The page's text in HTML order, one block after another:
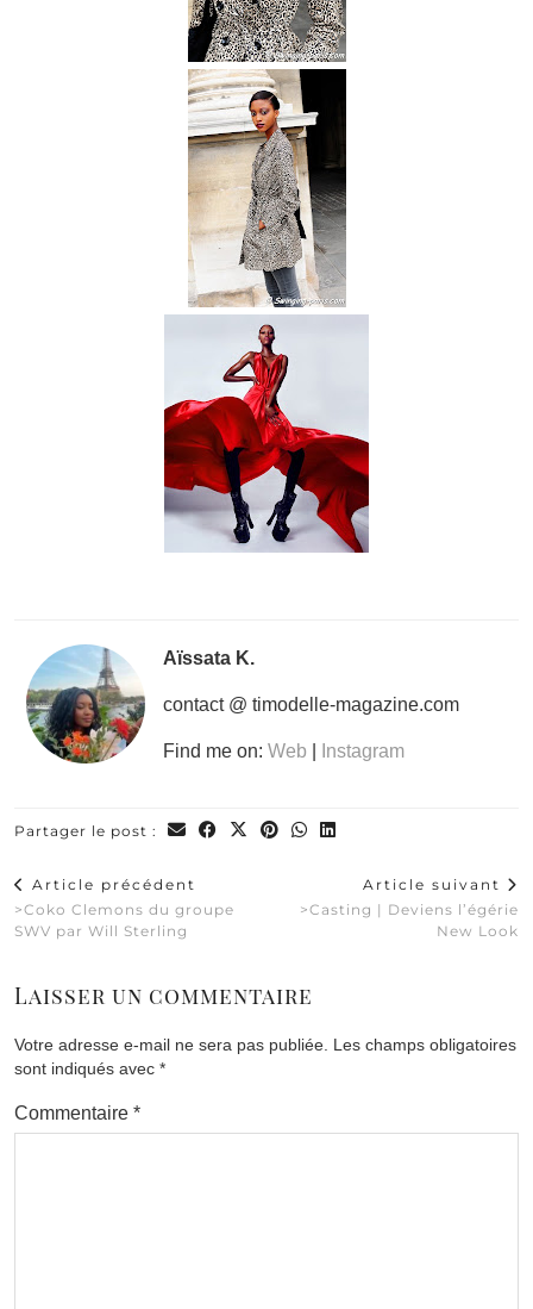
Aïssata K.
contact @ timodelle-magazine.com
Find me on: Web Instagram
Partager le post :
Article précédent
>Coko Clemons du groupe
SWV par Will Sterling
Article suivant
>Casting | Deviens l’égérie
New Look
Laisser un commentaire
Votre adresse e-mail ne sera pas publiée. Les champs obligatoires
sont indiqués avec *
Commentaire *